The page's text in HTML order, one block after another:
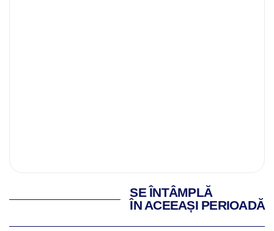
SE ÎNTÂMPLĂ
ÎN ACEEAȘI PERIOADĂ